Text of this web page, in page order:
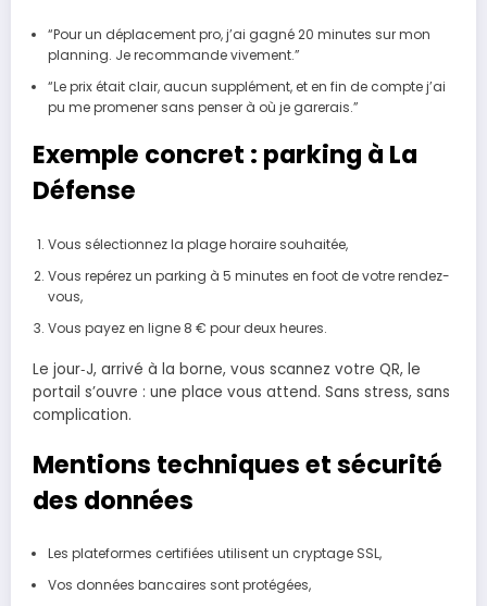
“Pour un déplacement pro, j’ai gagné 20 minutes sur mon
planning. Je recommande vivement.”
“Le prix était clair, aucun supplément, et en fin de compte j’ai
pu me promener sans penser à où je garerais.”
Exemple concret : parking à La
Défense
Vous sélectionnez la plage horaire souhaitée,
Vous repérez un parking à 5 minutes en foot de votre rendez-
vous,
Vous payez en ligne 8 € pour deux heures.
Le jour‑J, arrivé à la borne, vous scannez votre QR, le
portail s’ouvre : une place vous attend. Sans stress, sans
complication.
Mentions techniques et sécurité
des données
Les plateformes certifiées utilisent un cryptage SSL,
Vos données bancaires sont protégées,